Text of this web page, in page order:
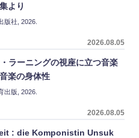
より
版社, 2026.
2026.08.05
ラーニングの視座に立つ音楽
楽の身体性
出版, 2026.
2026.08.05
: die Komponistin Unsuk